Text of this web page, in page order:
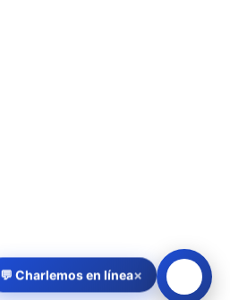
💬 Charlemos en línea×